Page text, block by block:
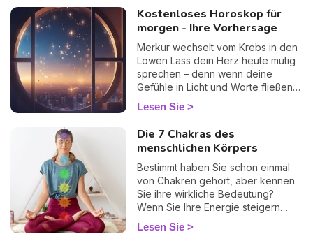
überdrüssig. Warum? Weil seine
Präzision schlichtweg verblüffend
ist. Durchleben Sie eine Phase des
Zweifels? Eine Frage, die Sie Tag
und Nacht beschäftigt? Spüren Sie,
dass sich etwas in Ihrem Leben
abspielt, ohne es in Worte fassen
Ihnen antworten, ohne Umschweife,
manchmal beunruhigenden
Genauigkeit. Wankende Liebe,
Karriere an einem Wendepunkt,
Entscheidungen, die Sie nachts
wachhalten... dieses umfassende
Legemuster ist Ihr bester
gewinnen, wirklich Klarheit.
Kostenloses Horoskop für
morgen - Ihre Vorhersage
Merkur wechselt vom Krebs in den
Löwen Lass dein Herz heute mutig
sprechen – denn wenn deine
Gefühle in Licht und Worte fließen,
wird deine innere Wahrheit zur
kraftvollen spirituellen Führung.
Lesen Sie
Die 7 Chakras des
menschlichen Körpers
Bestimmt haben Sie schon einmal
von Chakren gehört, aber kennen
Sie ihre wirkliche Bedeutung?
Wenn Sie Ihre Energie steigern
möchten, ist es wichtig, die Rolle
der Chakren im menschlichen
Lesen Sie